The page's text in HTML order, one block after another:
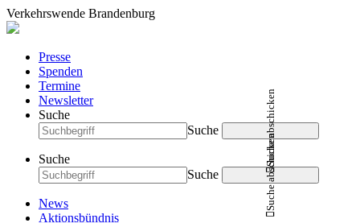
Verkehrswende Brandenburg
Presse
Spenden
Termine
Newsletter
Suche
Suche
Suche abschicken
Suche
Suche
Suche abschicken
News
Aktionsbündnis